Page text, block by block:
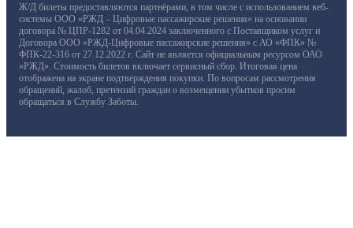
Ж/Д билеты предоставляются партнёрами, в том числе с использованием веб-
системы ООО «РЖД – Цифровые пассажирские решения» на основании
договора № ЦПР-1282 от 04.04.2024 заключенного с Поставщиком услуг и
Договора ООО «РЖД-Цифровые пассажирские решения» с АО «ФПК» №
ФПК-22-316 от 27.12.2022 г. Сайт не является официальным ресурсом ОАО
«РЖД». Стоимость билетов включает сервисный сбор. Итоговая цена
отображена на экране подтверждения покупки. По вопросам рассмотрения
обращений, жалоб, претензий граждан о возмещении убытков просим
обращаться в Службу Заботы.